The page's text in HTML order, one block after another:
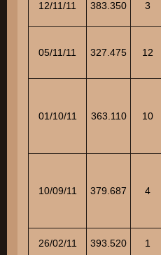
12/11/11 383.350 3
05/11/11 327.475 12
01/10/11 363.110 10
10/09/11 379.687 4
26/02/11 393.520 1